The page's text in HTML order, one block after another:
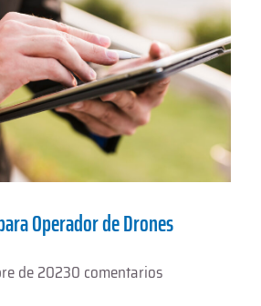
Operador de Drones
de 20230 comentarios